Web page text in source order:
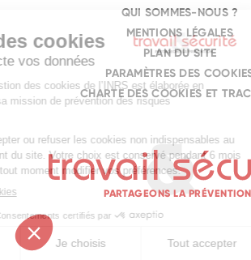
PARTAGEONS LA PRÉVENTION
QUI SOMMES-NOUS ?
MENTIONS LÉGALES
PLAN DU SITE
PARAMÈTRES DES
CHARTE DES COOKIES ET